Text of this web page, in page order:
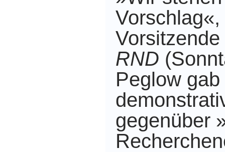
RND
Peglow
gegenüber